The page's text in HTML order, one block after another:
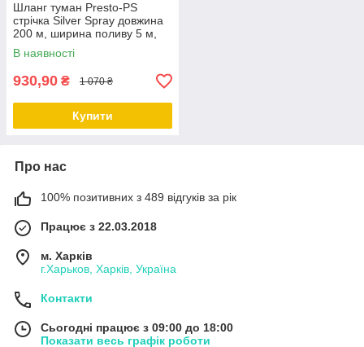
Шланг туман Presto-PS
стрічка Silver Spray довжина
200 м, ширина поливу 5 м,
діаметр 25 мм (402007-5)
В наявності
930,90 ₴ 1 070 ₴
Купити
Про нас
100% позитивних з 489 відгуків за рік
Працює з 22.03.2018
м. Харків
г.Харьков, Харків, Україна
Контакти
Сьогодні працює з 09:00 до 18:00
Показати весь графік роботи